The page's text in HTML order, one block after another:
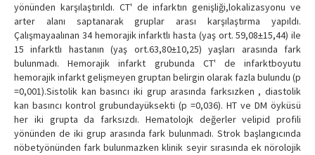
yönünden karşılaştırıldı. CT' de infarktın genişliği,lokalizasyonu ve
arter alanı saptanarak gruplar arası karşılaştırma yapıldı.
Çalışmayaalınan 34 hemorajik infarktlı hasta (yaş ort. 59,08±15,44) ile
15 infarktlı hastanın (yaş ort.63,80±10,25) yaşları arasında fark
bulunmadı. Hemorajik infarkt grubunda CT' de infarktboyutu
hemorajik infarkt gelişmeyen gruptan belirgin olarak fazla bulundu (p
=0,001).Sistolik kan basıncı iki grup arasında farksızken , diastolik
kan basıncı kontrol grubundayüksekti (p =0,036). HT ve DM öyküsü
her iki grupta da farksızdı. Hematolojk değerler velipid profili
yönünden de iki grup arasında fark bulunmadı. Strok başlangıcında
nöbetyönünden fark bulunmazken klinik seyir sırasında ek nörolojik